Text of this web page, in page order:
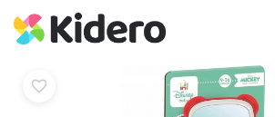
-8% 12,90 €